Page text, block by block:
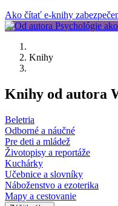
Ako čítať e-knihy
Knihy
Knihy od autora
Beletria
Odborné a náučné
Pre deti a mládež
Životopisy a reportáže
Kuchárky
Učebnice a slovníky
Náboženstvo a ezoterika
Mapy a cestovanie